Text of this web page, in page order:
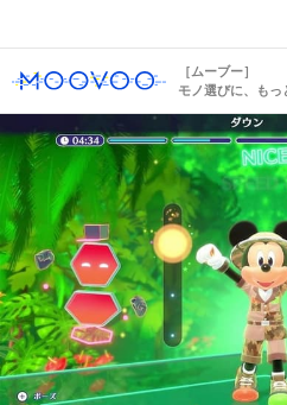
［ムーブー］
モノ選びに、もっ